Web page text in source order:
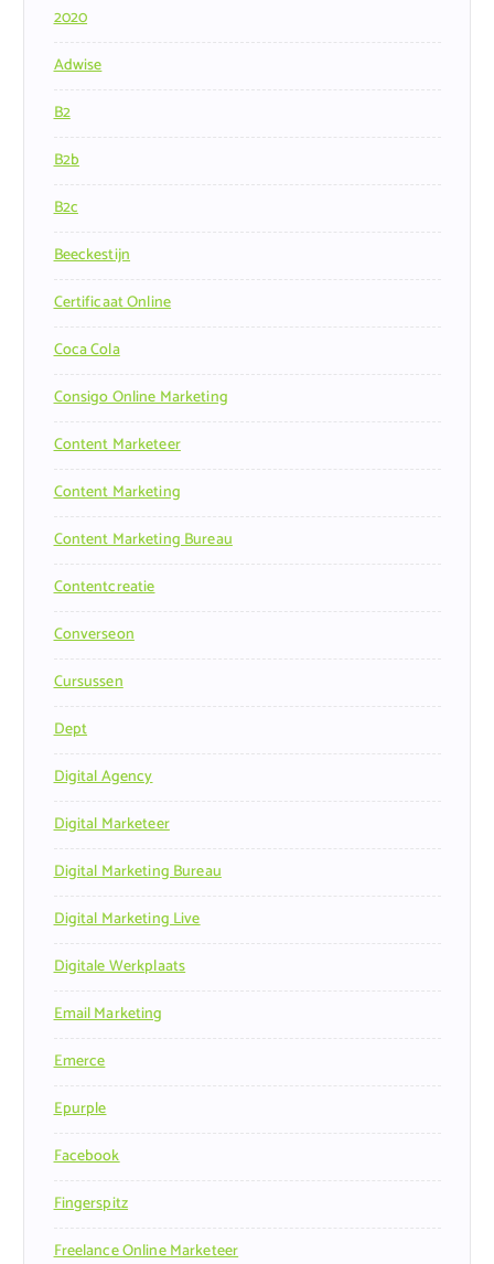
2020
Adwise
B2
B2b
B2c
Beeckestijn
Certificaat Online
Coca Cola
Consigo Online Marketing
Content Marketeer
Content Marketing
Content Marketing Bureau
Contentcreatie
Converseon
Cursussen
Dept
Digital Agency
Digital Marketeer
Digital Marketing Bureau
Digital Marketing Live
Digitale Werkplaats
Email Marketing
Emerce
Epurple
Facebook
Fingerspitz
Freelance Online Marketeer